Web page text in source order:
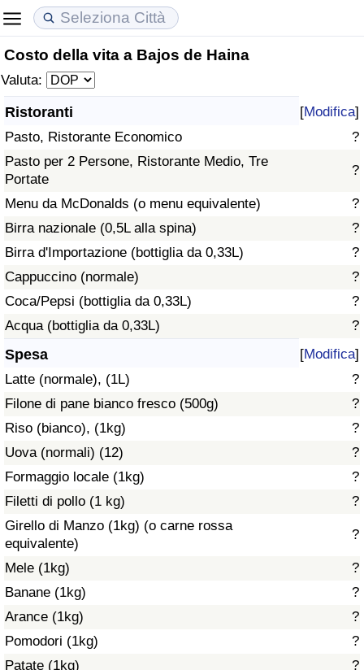
Costo della vita a Bajos de Haina
Valuta:
Ristoranti [Modifica]
Pasto, Ristorante Economico
?
Pasto per 2 Persone, Ristorante Medio, Tre
Portate
?
Menu da McDonalds (o menu equivalente)
?
Birra nazionale (0,5L alla spina)
?
Birra d'Importazione (bottiglia da 0,33L)
?
Cappuccino (normale)
?
Coca/Pepsi (bottiglia da 0,33L)
?
Acqua (bottiglia da 0,33L)
?
Spesa [Modifica]
Latte (normale), (1L)
?
Filone di pane bianco fresco (500g)
?
Riso (bianco), (1kg)
?
Uova (normali) (12)
?
Formaggio locale (1kg)
?
Filetti di pollo (1 kg)
?
Girello di Manzo (1kg) (o carne rossa
equivalente)
?
Mele (1kg)
?
Banane (1kg)
?
Arance (1kg)
?
Pomodori (1kg)
?
Patate (1kg)
?
Costo della vita
Indice Del Costo Della Vita (corrente)
Indice Del Costo Della Vita
Indice del Costo della Vita per Nazione
ad Aqaba
Prezzi degli immobili
Indice del Prezzo delle Case (Corrente)
Indice del Prezzo delle Case
Indice del Prezzo delle Case per Nazione
Qualità della Vita
Indice della Qualità della Vita
Indice della Qualità della Vita (Corrente)
Indice della qualità della vita per Paese
Criminalità
Indice del Tasso di Criminalità (Corrente)
Indice della Criminalità
Indice di criminalità per paese
Indice dell’Assistenza Sanitaria (Corrente)
Indice dell’Assistenza Sanitaria
Indice dell’Assistenza Sanitaria per
Nazione
Inquinamento
Indice dell’Inquinamento (Corrente)
Indice di inquinamento